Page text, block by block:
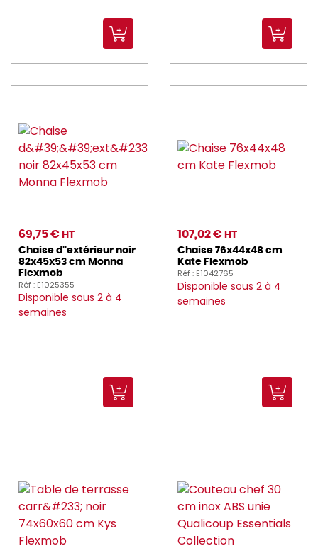
MICROPLANE (3)
moom (7)
MR_PROPRE (3)
NORDWAYS (409)
overone (4)
PANIBOIS (8)
PARANOCTA (8)
PINTINOX (66)
PIO_TAVOLA (9)
PLASTOREX (66)
PLATEX (239)
PRESSART (2)
69,75 € HT
Chaise d''extérieur noir
82x45x53 cm Monna
Flexmob
Réf : E1025355
Disponible sous 2 à 4
semaines
107,02 € HT
Chaise 76x44x48 cm
Kate Flexmob
Réf : E1042765
Disponible sous 2 à 4
semaines